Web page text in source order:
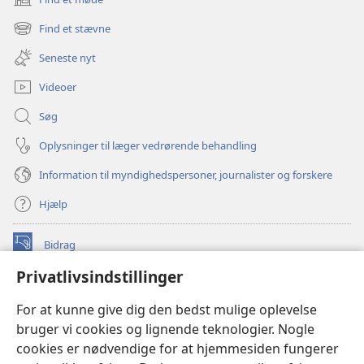
Privatlivsindstillinger
For at kunne give dig den bedst mulige oplevelse
bruger vi cookies og lignende teknologier. Nogle
cookies er nødvendige for at hjemmesiden fungerer
(åbner
nyt
vindue)
Find et stævne
(åbner
nyt
vindue)
Seneste nyt
Videoer
Søg
Oplysninger til læger vedrørende behandling
Information til myndighedspersoner, journalister og forskere
Hjælp
Bidrag
(åbner
vindue)Watchtower ONLINE LIBRARY™
nyt
vindue)JW Hub
(åbner
nyt